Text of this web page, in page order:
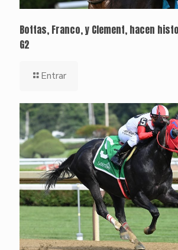
Bottas, Franco, y Clement, hacen
G2
Entrar